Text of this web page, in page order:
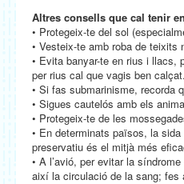
Altres consells que cal tenir
• Protegeix-te del sol
• Vesteix-te amb roba de
• Evita banyar-te en rius i llacs,
per rius cal que vagis ben calçat.
• Si fas submarinisme, recorda
• Sigues cautelós amb els
• Protegeix-te de les
• En determinats països, la
preservatiu és el mitjà més
• A l’avió, per evitar la
així la circulació de la sang; fes